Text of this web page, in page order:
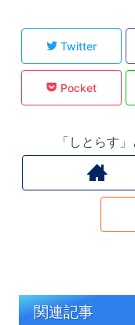
Twitter
Pocket
「しとらす
関連記事